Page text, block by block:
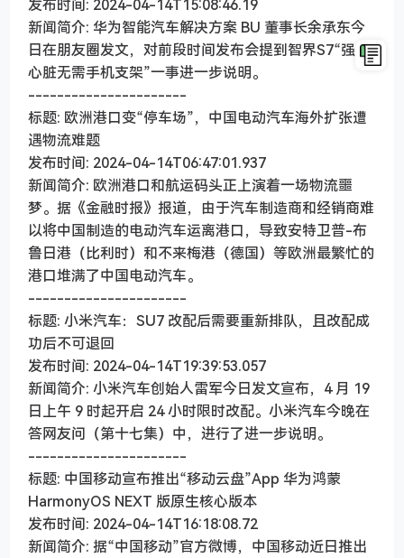
发布时间: 2024-04-14T15:08:46.19
新闻简介: 华为智能汽车解决方案 BU 董事长余承东今
日在朋友圈发文，对前段时间发布会提到智界S7“强大
心脏无需手机支架”一事进一步说明。
----------------------
标题: 欧洲港口变“停车场”，中国电动汽车海外扩张遭
遇物流难题
发布时间: 2024-04-14T06:47:01.937
新闻简介: 欧洲港口和航运码头正上演着一场物流噩
梦。据《金融时报》报道，由于汽车制造商和经销商难
以将中国制造的电动汽车运离港口，导致安特卫普-布
鲁日港（比利时）和不来梅港（德国）等欧洲最繁忙的
港口堆满了中国电动汽车。
----------------------
标题: 小米汽车：SU7 改配后需要重新排队，且改配成
功后不可退回
发布时间: 2024-04-14T19:39:53.057
新闻简介: 小米汽车创始人雷军今日发文宣布，4 月 19
日上午 9 时起开启 24 小时限时改配。小米汽车今晚在
答网友问（第十七集）中，进行了进一步说明。
----------------------
标题: 中国移动宣布推出“移动云盘”App 华为鸿蒙
HarmonyOS NEXT 版原生核心版本
发布时间: 2024-04-14T16:18:08.72
新闻简介: 据“中国移动”官方微博，中国移动近日推出